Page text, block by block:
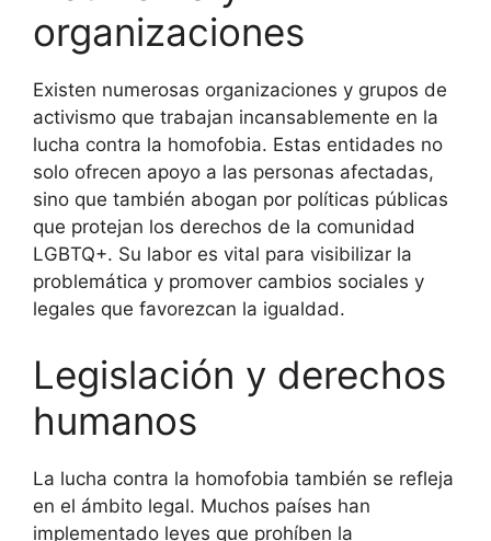
organizaciones
Existen numerosas organizaciones y grupos de
activismo que trabajan incansablemente en la
lucha contra la homofobia. Estas entidades no
solo ofrecen apoyo a las personas afectadas,
sino que también abogan por políticas públicas
que protejan los derechos de la comunidad
LGBTQ+. Su labor es vital para visibilizar la
problemática y promover cambios sociales y
legales que favorezcan la igualdad.
Legislación y derechos
humanos
La lucha contra la homofobia también se refleja
en el ámbito legal. Muchos países han
implementado leyes que prohíben la